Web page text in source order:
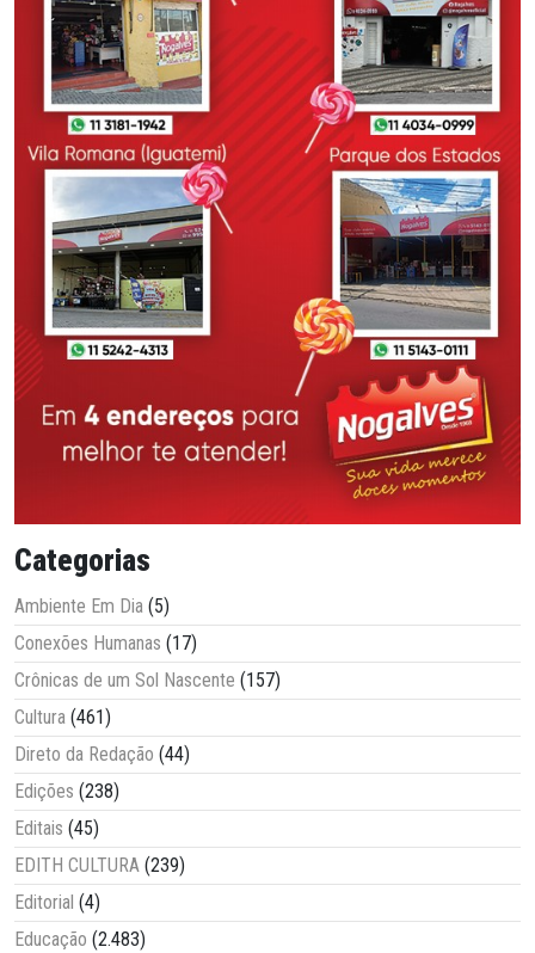
Categorias
Ambiente Em Dia (5)
Conexões Humanas (17)
Crônicas de um Sol Nascente (157)
Cultura (461)
Direto da Redação (44)
Edições (238)
Editais (45)
EDITH CULTURA (239)
Editorial (4)
Educação (2.483)